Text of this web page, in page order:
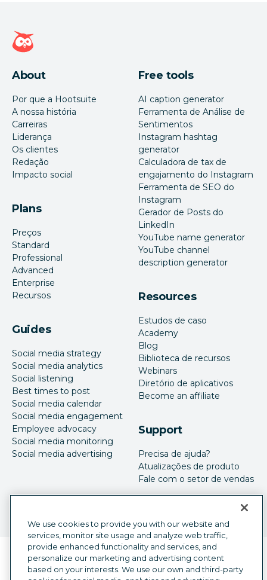
Página inicial da Hootsuite
About
Por que a Hootsuite
A nossa história
Carreiras
Liderança
Os clientes
Redação
Impacto social
Plans
Preços
Standard
Professional
Advanced
Enterprise
Recursos
Guides
Social media strategy
Social media analytics
Social listening
Best times to post
Social media calendar
Social media engagement
Employee advocacy
Social media monitoring
Social media advertising
Free tools
AI caption generator
Ferramenta de Análise de
Sentimentos
Instagram hashtag
generator
Calculadora de tax de
engajamento do Instagram
Ferramenta de SEO do
Instagram
Gerador de Posts do
LinkedIn
YouTube name generator
YouTube channel
description generator
Resources
Estudos de caso
Academy
Blog
Biblioteca de recursos
Webinars
Diretório de aplicativos
Become an affiliate
Support
Precisa de ajuda?
Atualizações de produto
Fale com o setor de vendas
Seletor de idioma
Portuguese
We use cookies to provide you with our website and
services, monitor site usage and analyze web traffic,
provide enhanced functionality and services, and
personalize our marketing and advertising content
based on your interests. We use our own and third-party